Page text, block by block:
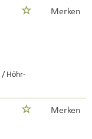
Merken
/ Höhr-
Merken